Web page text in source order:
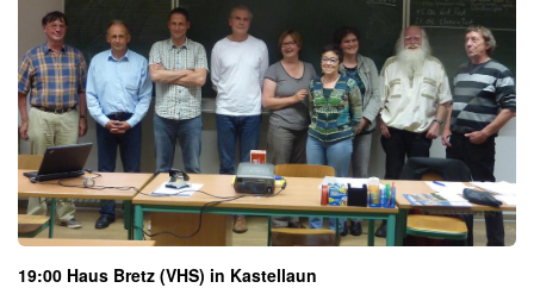
19:00 Haus Bretz (VHS) in Kastellaun